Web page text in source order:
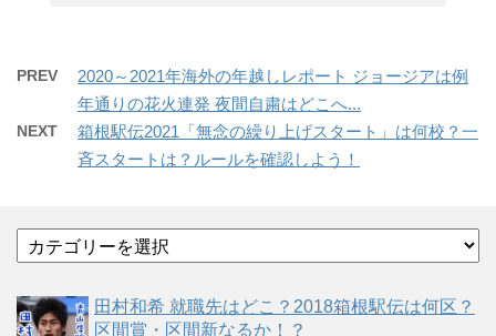
PREV
2020～2021年海外の年越しレポート ジョージアは例
年通りの花火連発 夜間自粛はどこへ...
NEXT
箱根駅伝2021「無念の繰り上げスタート」は何校？一
斉スタートは？ルールを確認しよう！
テ
リ
ー
田村和希 就職先はどこ？2018箱根駅伝は何区？
区間賞・区間新なるか！？